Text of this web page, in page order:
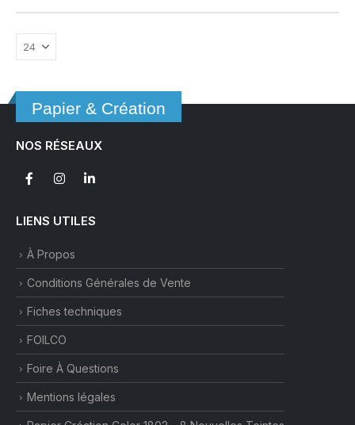
plusieurs
Les
options
choisies
la
page
du
Papier & Création
NOS RÉSEAUX
LIENS UTILES
À Propos
Conditions Générales de Vente
Fiches techniques
FOILCO
Foire À Questions
Mentions légales